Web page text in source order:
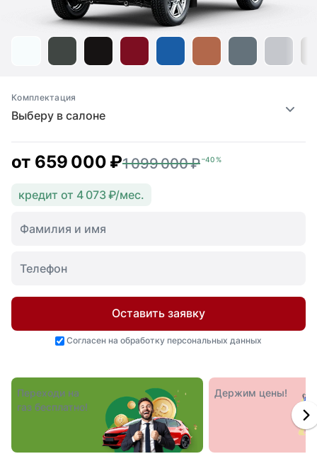
Выберу в салоне
Комплектация
от 659 000 ₽1 099 000 ₽–40 %
кредит от 4 073 ₽/мес.
Оставить заявку
Согласен на обработку персональных данных
Переходи на
газ бесплатно!
Держим цены!